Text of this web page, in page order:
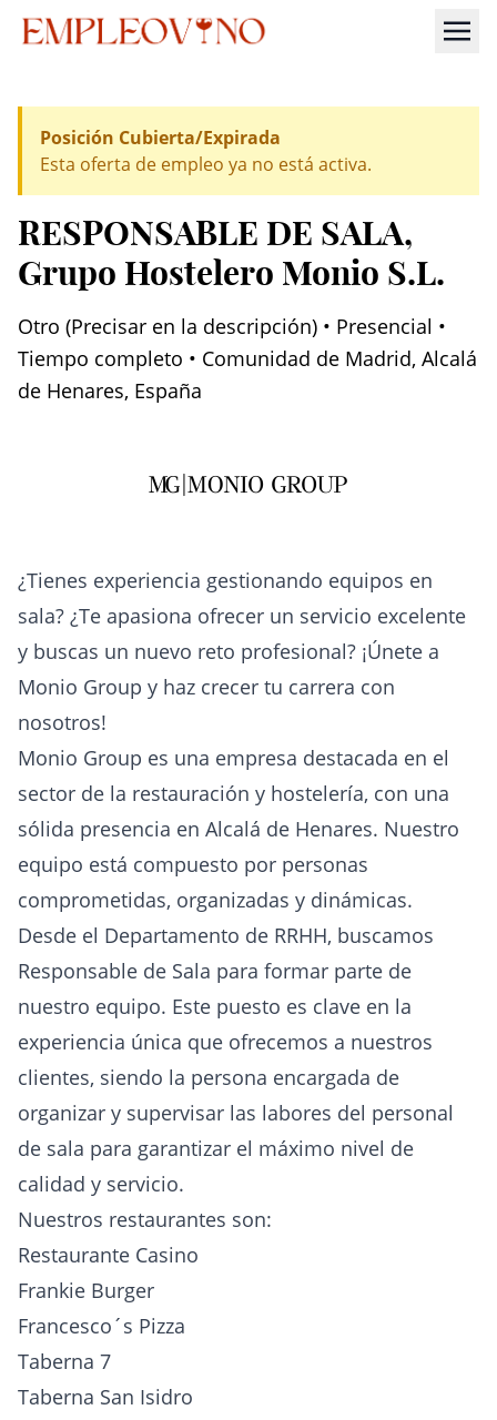
Posición Cubierta/Expirada
Esta oferta de empleo ya no está activa.
RESPONSABLE DE SALA,
Grupo Hostelero Monio S.L.
Otro (Precisar en la descripción) • Presencial •
Tiempo completo • Comunidad de Madrid, Alcalá
de Henares, España
¿Tienes experiencia gestionando equipos en
sala? ¿Te apasiona ofrecer un servicio excelente
y buscas un nuevo reto profesional? ¡Únete a
Monio Group y haz crecer tu carrera con
nosotros!
Monio Group es una empresa destacada en el
sector de la restauración y hostelería, con una
sólida presencia en Alcalá de Henares. Nuestro
equipo está compuesto por personas
comprometidas, organizadas y dinámicas.
Desde el Departamento de RRHH, buscamos
Responsable de Sala para formar parte de
nuestro equipo. Este puesto es clave en la
experiencia única que ofrecemos a nuestros
clientes, siendo la persona encargada de
organizar y supervisar las labores del personal
de sala para garantizar el máximo nivel de
calidad y servicio.
Nuestros restaurantes son:
Restaurante Casino
Frankie Burger
Francesco´s Pizza
Taberna 7
Taberna San Isidro